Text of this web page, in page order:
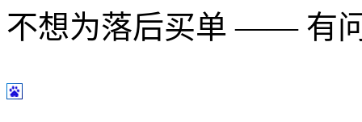
不想为落后买单 —— 有